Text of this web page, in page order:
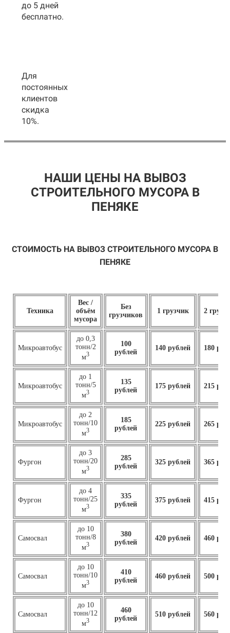
до 5 дней
бесплатно.
Для
постоянных
клиентов
скидка
10%.
НАШИ ЦЕНЫ НА ВЫВОЗ
СТРОИТЕЛЬНОГО МУСОРА В
ПЕНЯКЕ
СТОИМОСТЬ НА ВЫВОЗ СТРОИТЕЛЬНОГО МУСОРА В
ПЕНЯКЕ
Техника
Вес /
объём
мусора
Без
грузчиков
1 грузчик 2
Микроавтобус
до 0,3
тонн/2
м3
100
рублей
140 рублей 180
Микроавтобус
до 1
тонн/5
м3
135
рублей
175 рублей 215
Микроавтобус
до 2
тонн/10
м3
185
рублей
225 рублей 265
Фургон
до 3
тонн/20
м3
285
рублей
325 рублей 365
Фургон
до 4
тонн/25
м3
335
рублей
375 рублей 415
Самосвал
до 10
тонн/8
м3
380
рублей
420 рублей 460
Самосвал
до 10
тонн/10
м3
410
рублей
460 рублей 500
Самосвал
до 10
тонн/12
м3
460
рублей
510 рублей 560